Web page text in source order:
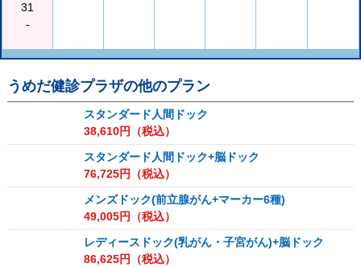
31
-
うめだ健診プラザの他のプラン
スタンダード人間ドック
38,610円（税込）
スタンダード人間ドック+脳ドック
76,725円（税込）
メンズドック(前立腺がん+マーカー6種)
49,005円（税込）
レディースドック(乳がん・子宮がん)+脳ドック
86,625円（税込）